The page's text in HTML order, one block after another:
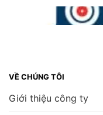
VỀ CHÚNG TÔI
Giới thiệu công ty